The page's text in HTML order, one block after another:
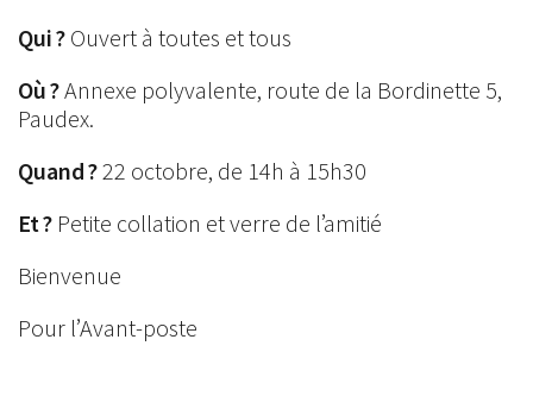
Qui ? Ouvert à toutes et tous
Où ?Annexe polyvalente, route de la Bordinette 5,
Paudex.
Quand ?22 octobre, de 14h à 15h30
Et ? Petite collation et verre de l’amitié
Bienvenue
Pour l’Avant-poste